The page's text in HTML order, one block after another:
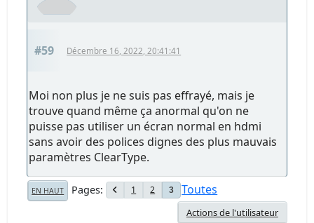
#59 Décembre 16, 2022, 20:41:41
Moi non plus je ne suis pas effrayé, mais je
trouve quand même ça anormal qu'on ne
puisse pas utiliser un écran normal en hdmi
sans avoir des polices dignes des plus mauvais
paramètres ClearType.
EN HAUT Pages 1 2 3 Toutes
Actions de l'utilisateur